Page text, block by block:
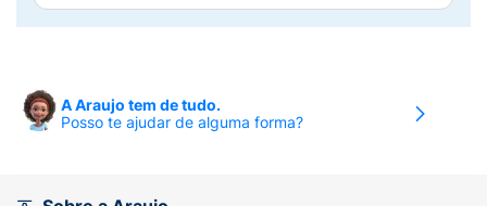
Hortelã, cada sachê de 5g é uma explosão de
frescor que auxilia no equilíbrio hídrico do
ou até mesmo naqueles dias de calor
excessivo que pedem uma hidratação extra.
A Araujo tem de tudo.
Posso te ajudar de alguma forma?